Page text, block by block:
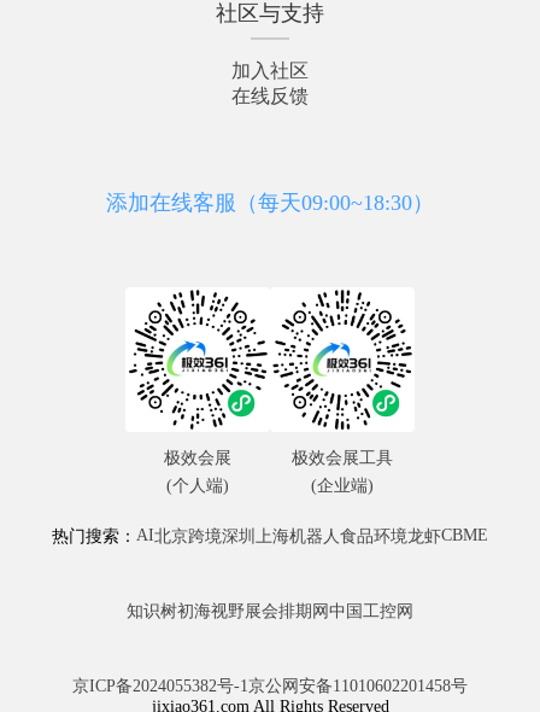
社区与支持
加入社区
在线反馈
添加在线客服（每天09:00~18:30）
热门搜索： AI北京跨境深圳 上海机器人食品环境龙虾CBME
知识树初海视野展会排期网 中国工控网
京ICP备2024055382号-1京公网安备11010602201458号
jixiao361.com All Rights Reserved
极效会展
(个人端)
极效会展工具
(企业端)